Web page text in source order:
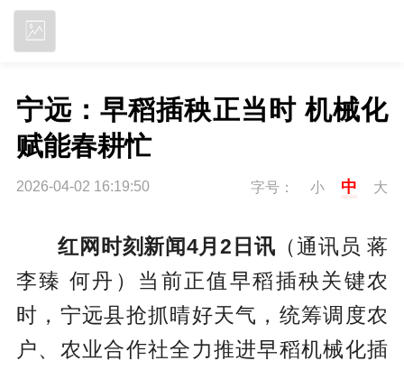
宁远：早稻插秧正当时 机械化
赋能春耕忙
2026-04-02 16:19:50 字号： 小 中 大
红网时刻新闻4月2日讯 （通讯员 蒋
李臻 何丹）当前正值早稻插秧关键农
时，宁远县抢抓晴好天气，统筹调度农
户、农业合作社全力推进早稻机械化插